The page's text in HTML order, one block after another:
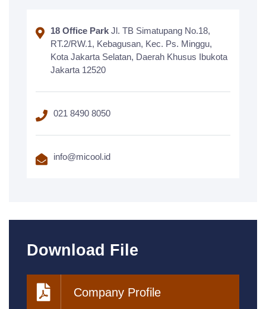
18 Office Park Jl. TB Simatupang No.18,
RT.2/RW.1, Kebagusan, Kec. Ps. Minggu,
Kota Jakarta Selatan, Daerah Khusus Ibukota
Jakarta 12520
021 8490 8050
info@micool.id
Download File
Company Profile